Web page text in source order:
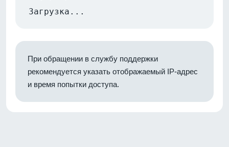
Загрузка...
При обращении в службу поддержки
рекомендуется указать отображаемый IP-адрес
и время попытки доступа.